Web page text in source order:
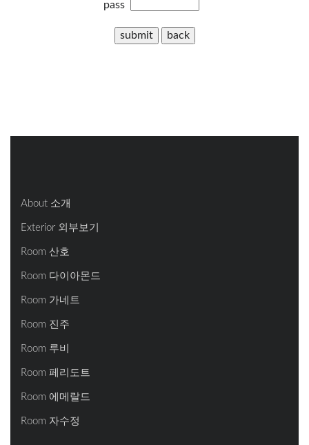
pass
About 소개
Exterior 외부보기
Room 산호
Room 다이아몬드
Room 가네트
Room 진주
Room 루비
Room 페리도트
Room 에메랄드
Room 자수정